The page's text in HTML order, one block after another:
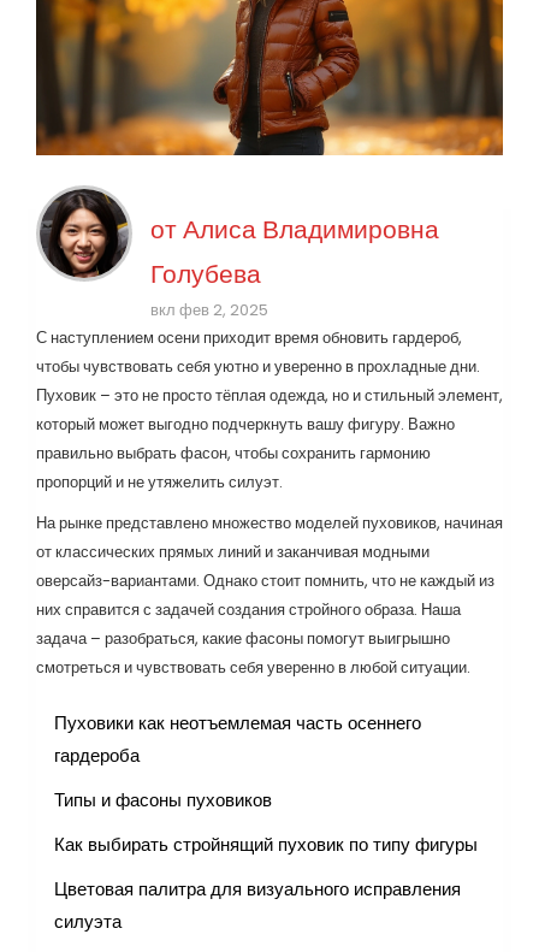
отАлиса Владимировна
Голубева
вкл фев 2, 2025
С наступлением осени приходит время обновить гардероб,
чтобы чувствовать себя уютно и уверенно в прохладные дни.
Пуховик – это не просто тёплая одежда, но и стильный элемент,
который может выгодно подчеркнуть вашу фигуру. Важно
правильно выбрать фасон, чтобы сохранить гармонию
пропорций и не утяжелить силуэт.
На рынке представлено множество моделей пуховиков, начиная
от классических прямых линий и заканчивая модными
оверсайз-вариантами. Однако стоит помнить, что не каждый из
них справится с задачей создания стройного образа. Наша
задача – разобраться, какие фасоны помогут выигрышно
смотреться и чувствовать себя уверенно в любой ситуации.
Пуховики как неотъемлемая часть осеннего
гардероба
Типы и фасоны пуховиков
Как выбирать стройнящий пуховик по типу фигуры
Цветовая палитра для визуального исправления
силуэта